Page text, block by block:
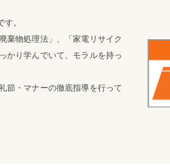
。
棄物処理法」、「家電リサイク
かり学んでいて、モラルを持っ
節・マナーの徹底指導を行って